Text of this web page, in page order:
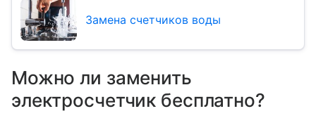
Замена счетчиков воды
Можно ли заменить
электросчетчик бесплатно?